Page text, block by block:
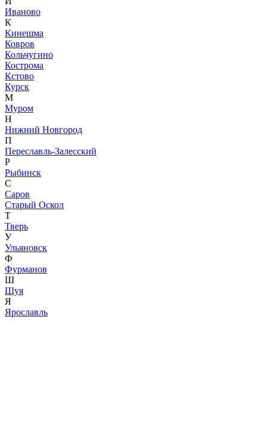
Иваново
К
Кинешма
Ковров
Кольчугино
Кострома
Кстово
Курск
М
Муром
Н
Нижний Новгород
П
Переславль-Залесский
Р
Рыбинск
С
Саров
Старый Оскол
Т
Тверь
У
Ульяновск
Ф
Фурманов
Ш
Шуя
Я
Ярославль